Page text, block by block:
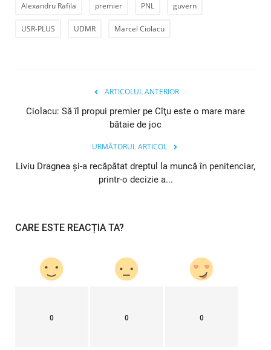
Alexandru Rafila premier PNL guvern
USR-PLUS UDMR Marcel Ciolacu
ARTICOLUL ANTERIOR
Ciolacu: Să îl propui premier pe Cîţu este o mare mare
bătaie de joc
URMĂTORUL ARTICOL
Liviu Dragnea și-a recăpătat dreptul la muncă în penitenciar,
printr-o decizie a...
CARE ESTE REACȚIA TA?
0 0 0